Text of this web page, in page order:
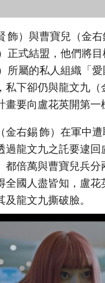
飾）與曹寶兒（金
正式結盟，他們將
所屬的私人組織「
私下卻仍與龍文九（
畫要向盧花英開第一
金右錫 飾）在軍中
過龍文九之託要逮回
都倍萬與曹寶兒兵分
全國人盡皆知，盧花
龍文九撕破臉。